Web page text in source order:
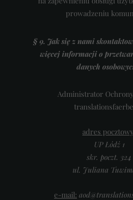
prowadzeniu
§ 9. Jak się z nami
więcej informacji o
danych
Administrator
adres
UP Łódź 1
skr. poczt. 324
ul. Juliana
e-mail: a